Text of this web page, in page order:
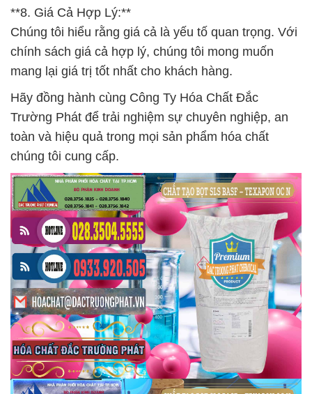
**8. Giá Cả Hợp Lý:**
Chúng tôi hiểu rằng giá cả là yếu tố quan trọng. Với
chính sách giá cả hợp lý, chúng tôi mong muốn
mang lại giá trị tốt nhất cho khách hàng.
Hãy đồng hành cùng Công Ty Hóa Chất Đắc
Trường Phát để trải nghiệm sự chuyên nghiệp, an
toàn và hiệu quả trong mọi sản phẩm hóa chất
chúng tôi cung cấp.